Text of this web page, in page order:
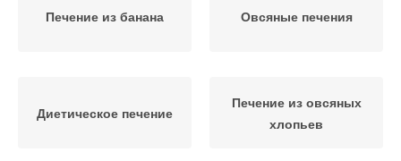
Печение из банана Овсяные печения
Диетическое печение
Печение из овсяных
хлопьев